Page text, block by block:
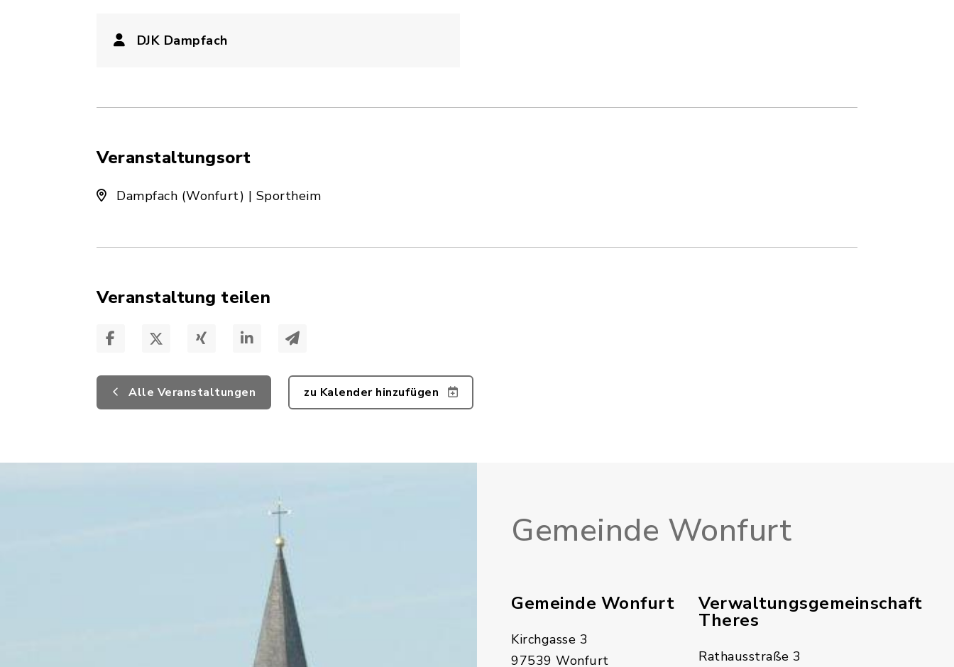
DJK Dampfach
Veranstaltungsort
Dampfach (Wonfurt) | Sportheim
Veranstaltung teilen
Alle Veranstaltungen zu Kalender hinzufügen
Gemeinde Wonfurt
Gemeinde Wonfurt
Kirchgasse 3
97539 Wonfurt
Verwaltungsgemeinschaft
Theres
Rathausstraße 3